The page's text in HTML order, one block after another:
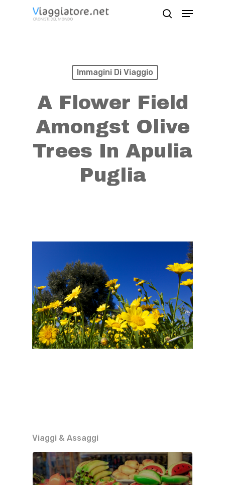
Menu
Immagini Di Viaggio
A Flower Field
Amongst Olive
Trees In Apulia
Puglia
Viaggi & Assaggi